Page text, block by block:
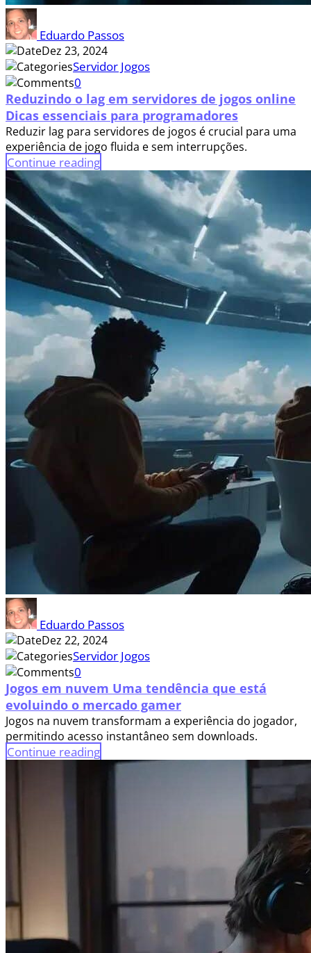
Eduardo Passos
Dez 23, 2024
Servidor Jogos
0
Reduzindo o lag em servidores de jogos online
Dicas essenciais para programadores
Reduzir lag para servidores de jogos é crucial para uma
experiência de jogo fluida e sem interrupções.
Continue reading
Eduardo Passos
Dez 22, 2024
Servidor Jogos
0
Jogos em nuvem Uma tendência que está
evoluindo o mercado gamer
Jogos na nuvem transformam a experiência do jogador,
permitindo acesso instantâneo sem downloads.
Continue reading